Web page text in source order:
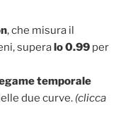
, che misura il
superalo 0.99 per
temporale
due curve. (clicca